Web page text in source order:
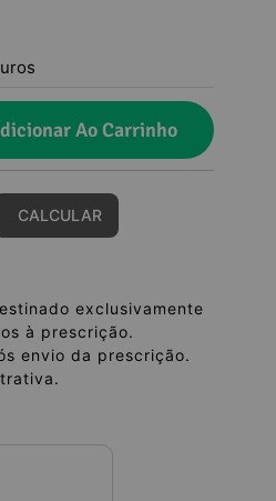
Ao Carrinho
exclusivamente
à prescrição.
envio da prescrição.